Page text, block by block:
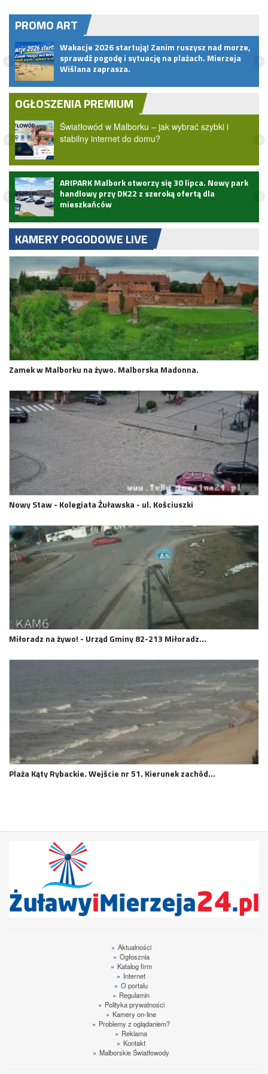
PROMO ART
Wakacje 2026 startują! Zanim ruszysz nad morze,
sprawdź pogodę i sytuację na plażach. Mierzeja
Wiślana zaprasza.
OGŁOSZENIA PREMIUM
Światłowód w Malborku – jak wybrać szybki i
stabilny internet do domu?
ARIPARK Malbork otworzy się 30 lipca. Nowy park
handlowy przy DK22 z szeroką ofertą dla
mieszkańców
KAMERY POGODOWE LIVE
Zamek w Malborku na żywo. Malborska Madonna.
Nowy Staw - Kolegiata Żuławska - ul. Kościuszki
Miłoradz na żywo! - Urząd Gminy 82-213 Miłoradz…
Plaża Kąty Rybackie. Wejście nr 51. Kierunek zachód…
» Aktualności
» Ogłosznia
» Katalog firm
» Internet
» O portalu
» Regulamin
» Polityka prywatności
» Kamery on-line
» Problemy z oglądaniem?
» Reklama
» Kontakt
» Malborskie Światłowody